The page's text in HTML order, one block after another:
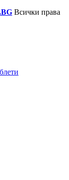
Всички права